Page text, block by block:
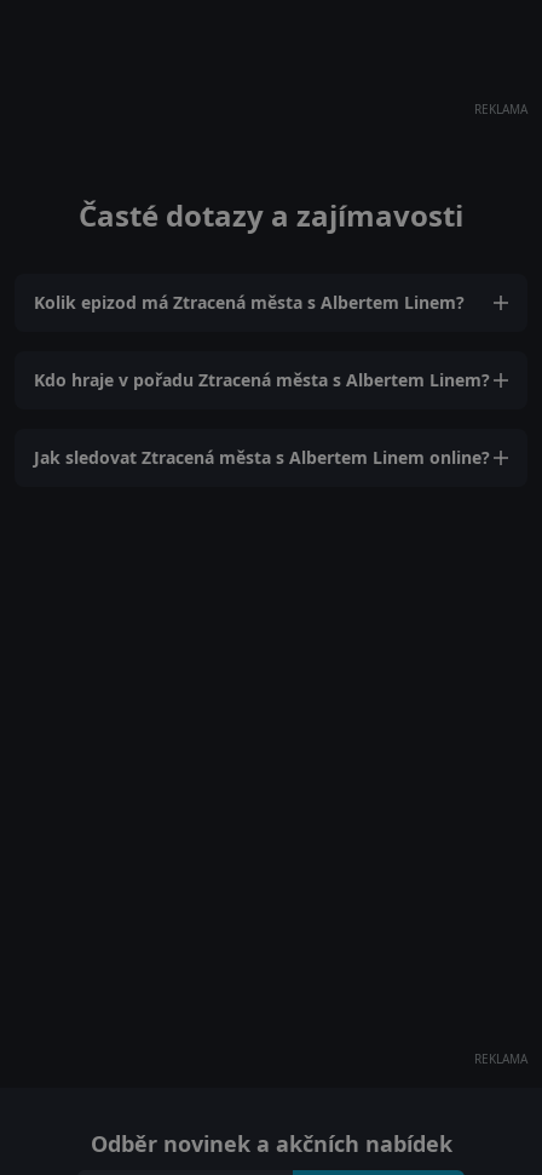
REKLAMA
Časté dotazy a zajímavosti
Kolik epizod má Ztracená města s Albertem Linem?
Kdo hraje v pořadu Ztracená města s Albertem Linem?
Jak sledovat Ztracená města s Albertem Linem online?
REKLAMA
Odběr novinek a akčních nabídek